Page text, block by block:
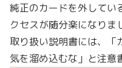
純正のカードを外してい
クセスが随分楽になりま
取り扱い説明書には、「
気を溜め込むな」と注意